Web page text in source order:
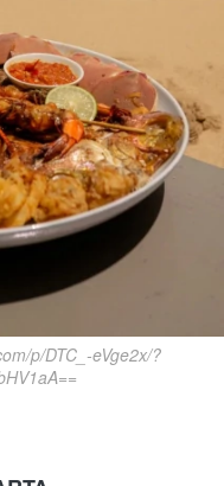
p/DTC_-eVge2x/?